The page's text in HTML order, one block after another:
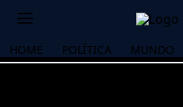
HOME POLÍTICA MUNDO